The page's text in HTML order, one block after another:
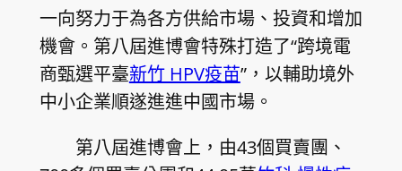
一向努力于為各方供給市場、投資和增加
機會。第八屆進博會特殊打造了“跨境電
商甄選平臺新竹 HPV疫苗”，以輔助境外
中小企業順遂進進中國市場。
第八屆進博會上，由43個買賣團、